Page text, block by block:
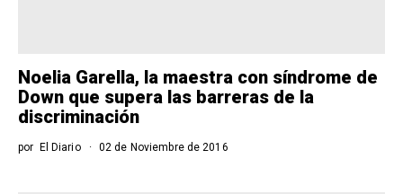
Noelia Garella, la maestra con síndrome de
Down que supera las barreras de la
discriminación
por El Diario 02 de Noviembre de 2016